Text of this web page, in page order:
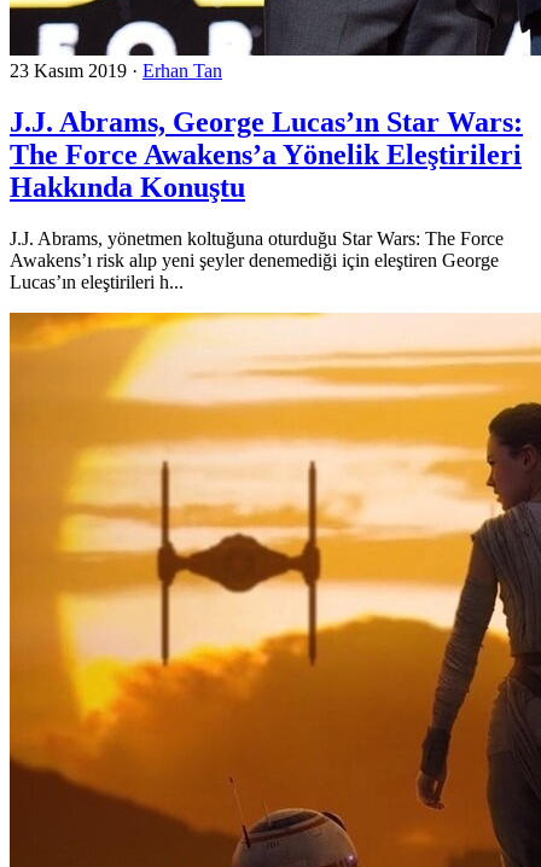
23 Kasım 2019 · Erhan Tan
J.J. Abrams, George Lucas’ın Star Wars:
The Force Awakens’a Yönelik Eleştirileri
Hakkında Konuştu
J.J. Abrams, yönetmen koltuğuna oturduğu Star Wars: The Force
Awakens’ı risk alıp yeni şeyler denemediği için eleştiren George
Lucas’ın eleştirileri h...